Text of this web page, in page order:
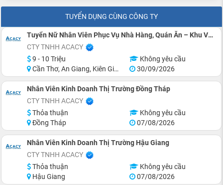
TUYỂN DỤNG CÙNG CÔNG TY
Tuyển Nữ Nhân Viên Phục Vụ Nhà Hàng, Quán Ăn – Khu Vực Miền Tây
CTY TNHH ACACY
9 - 10 Triệu
Không yêu cầu
Cần Thơ, An Giang, Kiên Giang, Tiền Giang, Cà Mau, Long An
30/09/2026
Nhân Viên Kinh Doanh Thị Trường Đồng Tháp
CTY TNHH ACACY
Thỏa thuận
Không yêu cầu
Đồng Tháp
07/08/2026
Nhân Viên Kinh Doanh Thị Trường Hậu Giang
CTY TNHH ACACY
Thỏa thuận
Không yêu cầu
Hậu Giang
07/08/2026